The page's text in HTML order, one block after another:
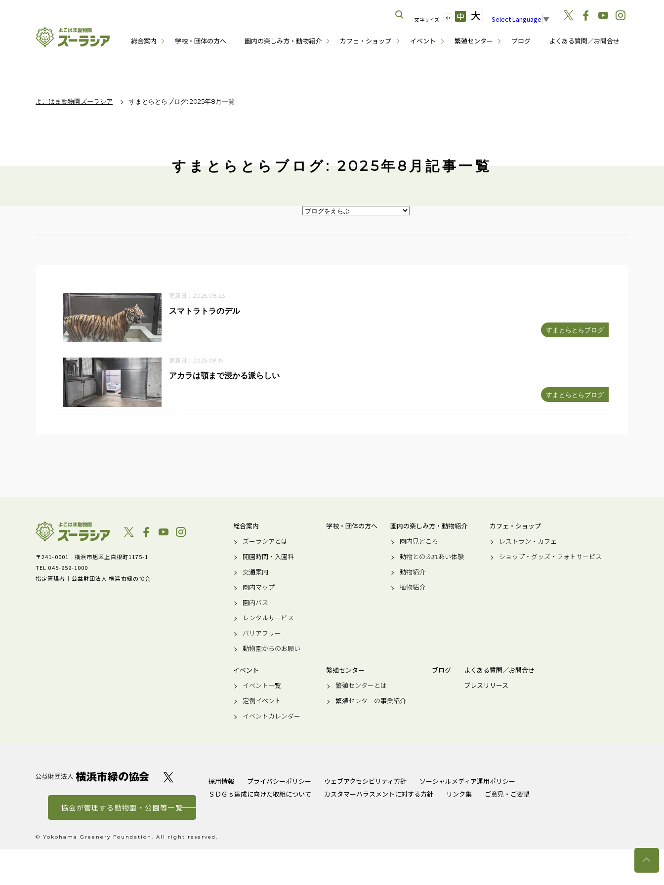
総合案内 学校・団体の方へ 園内の楽しみ方・動物紹介 カフェ・ショップ イベント 繁殖センター ブログ よくある質問／お問合せ
文字サイズ 小 中 大 Select Language ▼
よこはま動物園ズーラシア すまとらとらブログ: 2025年8月一覧
すまとらとらブログ: 2025年8月記事一覧
更新日：2025.08.23
すまとらとらブログ
スマトラトラのデル
更新日：2025.08.19
すまとらとらブログ
アカラは顎まで浸かる派らしい
〒241-0001 横浜市旭区上白根町1175-1
TEL 045-959-1000
指定管理者｜公益財団法人 横浜市緑の協会
総合案内
ズーラシアとは
開園時間・入園料
交通案内
園内マップ
園内バス
レンタルサービス
バリアフリー
動物園からのお願い
学校・団体の方へ
園内の楽しみ方・動物紹介
園内見どころ
動物とのふれあい体験
動物紹介
植物紹介
カフェ・ショップ
レストラン・カフェ
ショップ・グッズ・フォトサービス
イベント
イベント一覧
定例イベント
イベントカレンダー
繁殖センター
繁殖センターとは
繁殖センターの事業紹介
ブログ
よくある質問／お問合せ
プレスリリース
協会が管理する動物園・公園等一覧
採用情報 プライバシーポリシー ウェブアクセシビリティ方針
ソーシャルメディア運用ポリシー
ＳＤＧｓ達成に向けた取組について
カスタマーハラスメントに対する方針 リンク集 ご意見・ご要望
© Yokohama Greenery Foundation. All right reserved.